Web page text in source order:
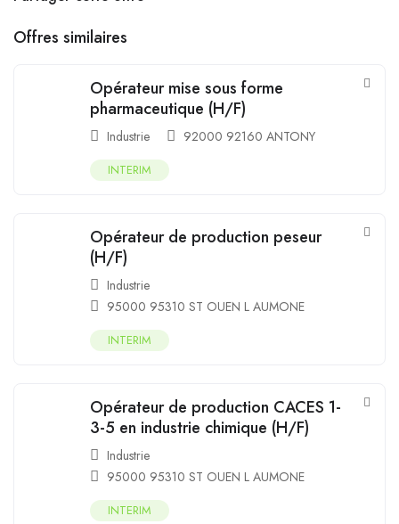
Offres similaires
Opérateur mise sous forme
pharmaceutique (H/F)
Industrie 92000 92160 ANTONY
INTERIM
Opérateur de production peseur
(H/F)
Industrie
95000 95310 ST OUEN L AUMONE
INTERIM
Opérateur de production CACES 1-
3-5 en industrie chimique (H/F)
Industrie
95000 95310 ST OUEN L AUMONE
INTERIM